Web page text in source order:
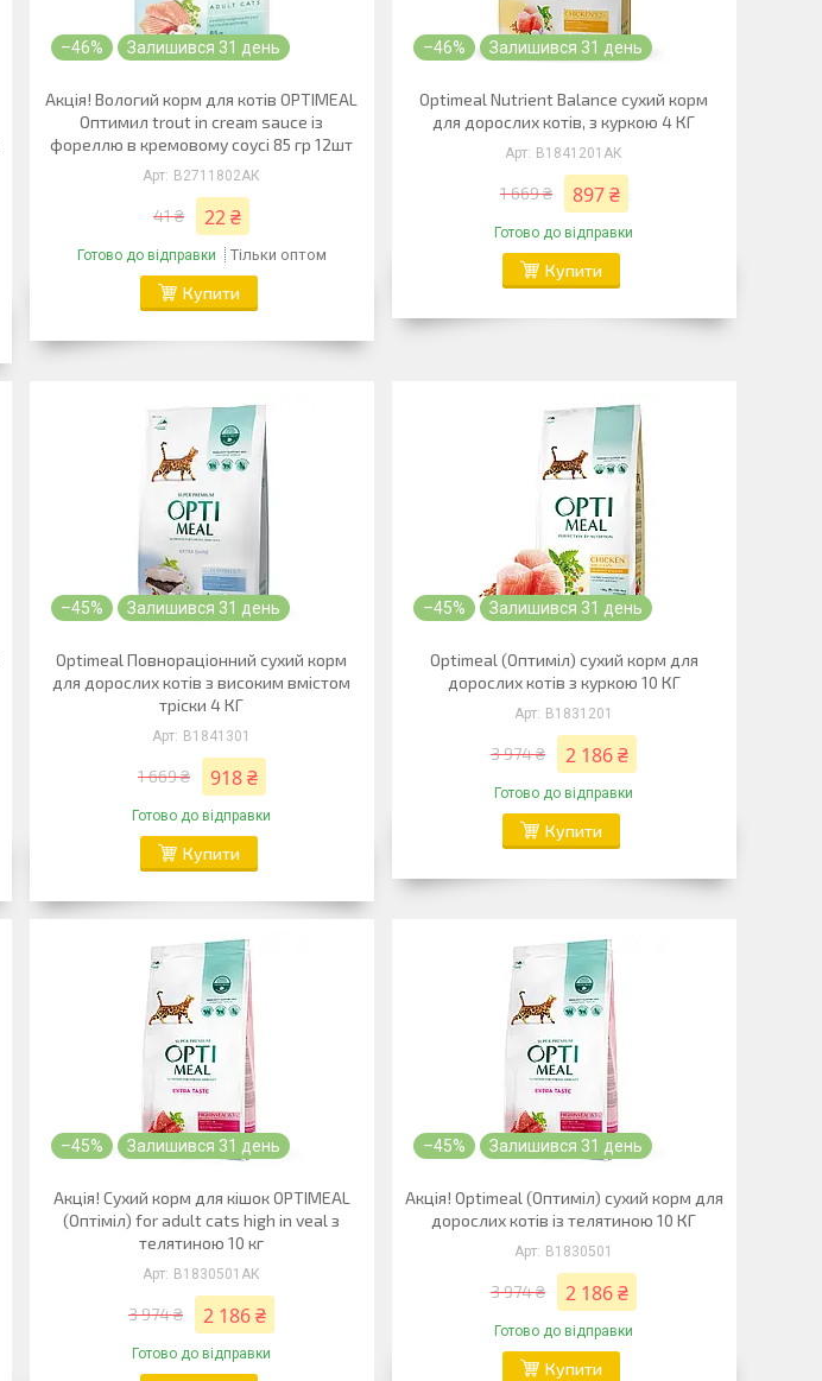
–46% Залишився 31 день
Акція! Вологий корм для котів OPTIMEAL
Оптимил trout in cream sauce із
фореллю в кремовому соусі 85 гр 12шт
B2711802АК
41 ₴ 22 ₴
Готово до відправки Тільки оптом
Купити
–46% Залишився 31 день
Optimeal Nutrient Balance сухий корм
для дорослих котів, з куркою 4 КГ
B1841201АК
1 669 ₴ 897 ₴
Готово до відправки
Купити
–45% Залишився 31 день
Optimeal Повнораціонний сухий корм
для дорослих котів з високим вмістом
тріски 4 КГ
B1841301
1 669 ₴ 918 ₴
Готово до відправки
Купити
–45% Залишився 31 день
Optimeal (Оптиміл) сухий корм для
дорослих котів з куркою 10 КГ
B1831201
3 974 ₴ 2 186 ₴
Готово до відправки
Купити
–45% Залишився 31 день
Акція! Сухий корм для кішок OPTIMEAL
(Оптіміл) for adult cats high in veal з
телятиною 10 кг
B1830501АК
3 974 ₴ 2 186 ₴
Готово до відправки
–45% Залишився 31 день
Акція! Optimeal (Оптиміл) сухий корм для
дорослих котів із телятиною 10 КГ
B1830501
3 974 ₴ 2 186 ₴
Готово до відправки
Купити